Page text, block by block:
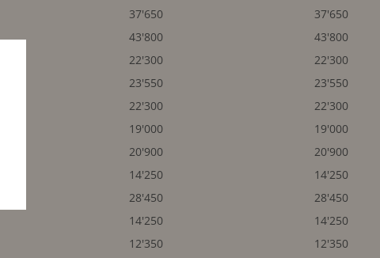
37'650
37'650
43'800
43'800
22'300
22'300
23'550
23'550
22'300
22'300
19'000
19'000
20'900
20'900
14'250
14'250
28'450
28'450
14'250
14'250
12'350
12'350